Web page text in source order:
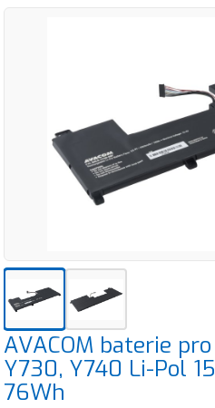
AVACOM baterie
Y730, Y740 Li-Pol
76Wh